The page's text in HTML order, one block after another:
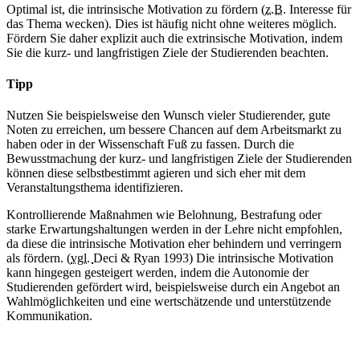
Optimal ist, die intrinsische Motivation zu fördern (z.B. Interesse für
das Thema wecken). Dies ist häufig nicht ohne weiteres möglich.
Fördern Sie daher explizit auch die extrinsische Motivation, indem
Sie die kurz- und langfristigen Ziele der Studierenden beachten.
Tipp
Nutzen Sie beispielsweise den Wunsch vieler Studierender, gute
Noten zu erreichen, um bessere Chancen auf dem Arbeitsmarkt zu
haben oder in der Wissenschaft Fuß zu fassen. Durch die
Bewusstmachung der kurz- und langfristigen Ziele der Studierenden
können diese selbstbestimmt agieren und sich eher mit dem
Veranstaltungsthema identifizieren.
Kontrollierende Maßnahmen wie Belohnung, Bestrafung oder
starke Erwartungshaltungen werden in der Lehre nicht empfohlen,
da diese die intrinsische Motivation eher behindern und verringern
als fördern. (vgl. Deci & Ryan 1993) Die intrinsische Motivation
kann hingegen gesteigert werden, indem die Autonomie der
Studierenden gefördert wird, beispielsweise durch ein Angebot an
Wahlmöglichkeiten und eine wertschätzende und unterstützende
Kommunikation.